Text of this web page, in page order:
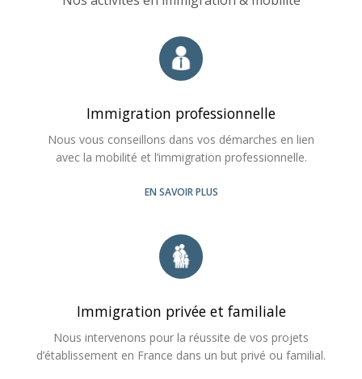
Immigration professionnelle
Nous vous conseillons dans vos démarches en lien
avec la mobilité et l’immigration professionnelle.
EN SAVOIR PLUS
Immigration privée et familiale
Nous intervenons pour la réussite de vos projets
d’établissement en France dans un but privé ou familial.